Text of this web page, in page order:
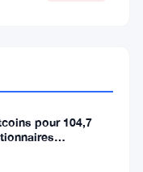
pour 104,7